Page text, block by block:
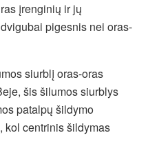
įrenginių ir jų
pigesnis nei oras-
siurblį oras-oras
šis šilumos siurblys
patalpų šildymo
kol centrinis šildymas